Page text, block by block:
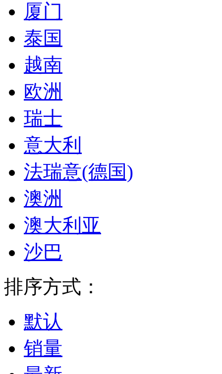
厦门
泰国
越南
欧洲
瑞士
意大利
法瑞意(德国)
澳洲
澳大利亚
沙巴
排序方式：
默认
销量